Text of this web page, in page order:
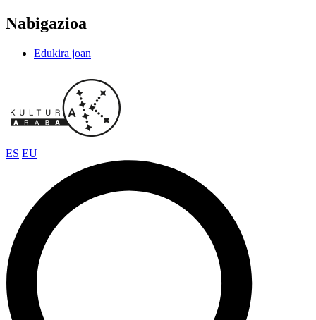
Nabigazioa
Edukira joan
ES EU